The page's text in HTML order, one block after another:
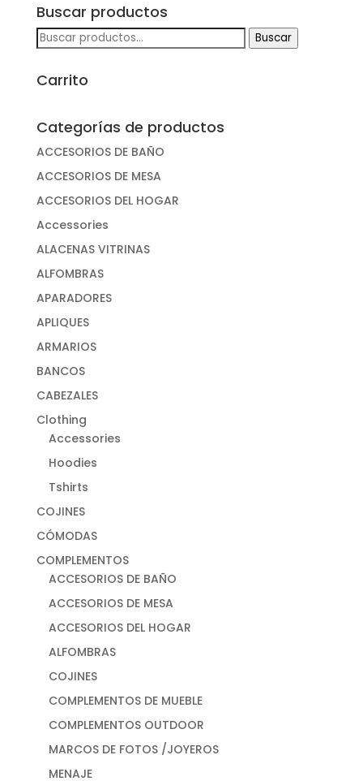
Buscar productos
Buscar
por:
Buscar
Carrito
Categorías de productos
ACCESORIOS DE BAÑO
ACCESORIOS DE MESA
ACCESORIOS DEL HOGAR
Accessories
ALACENAS VITRINAS
ALFOMBRAS
APARADORES
APLIQUES
ARMARIOS
BANCOS
CABEZALES
Clothing
Accessories
Hoodies
Tshirts
COJINES
CÓMODAS
COMPLEMENTOS
ACCESORIOS DE BAÑO
ACCESORIOS DE MESA
ACCESORIOS DEL HOGAR
ALFOMBRAS
COJINES
COMPLEMENTOS DE MUEBLE
COMPLEMENTOS OUTDOOR
MARCOS DE FOTOS /JOYEROS
MENAJE